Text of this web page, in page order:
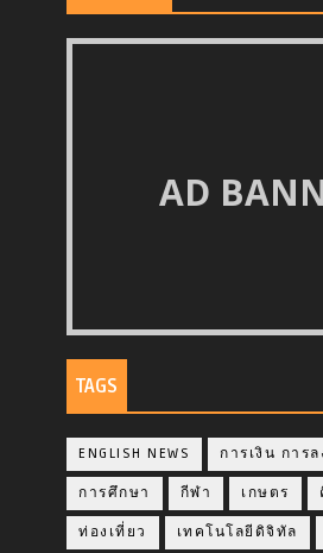
AD
TAGS
ENGLISH NEWS การเงิน การ
การศึกษา กีฬา เกษตร
ท่องเที่ยว เทคโนโลยีดิจิทัล